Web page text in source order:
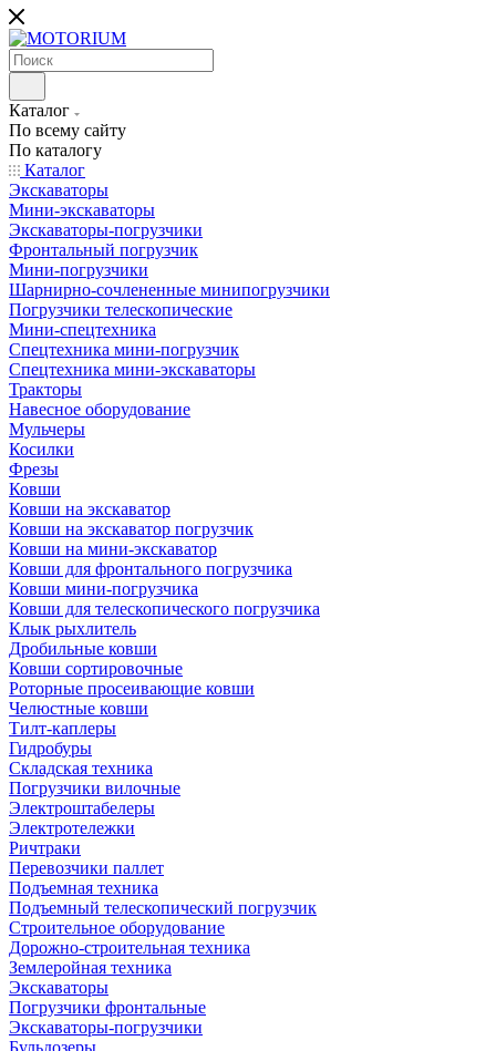
Каталог
По всему сайту
По каталогу
Каталог
Экскаваторы
Мини-экскаваторы
Экскаваторы-погрузчики
Фронтальный погрузчик
Мини-погрузчики
Шарнирно-сочлененные минипогрузчики
Погрузчики телескопические
Мини-спецтехника
Спецтехника мини-погрузчик
Спецтехника мини-экскаваторы
Тракторы
Навесное оборудование
Мульчеры
Косилки
Фрезы
Ковши
Ковши на экскаватор
Ковши на экскаватор погрузчик
Ковши на мини-экскаватор
Ковши для фронтального погрузчика
Ковши мини-погрузчика
Ковши для телескопического погрузчика
Клык рыхлитель
Дробильные ковши
Ковши сортировочные
Роторные просеивающие ковши
Челюстные ковши
Тилт-каплеры
Гидробуры
Складская техника
Погрузчики вилочные
Электроштабелеры
Электротележки
Ричтраки
Перевозчики паллет
Подъемная техника
Подъемный телескопический погрузчик
Строительное оборудование
Дорожно-строительная техника
Землеройная техника
Экскаваторы
Погрузчики фронтальные
Экскаваторы-погрузчики
Бульдозеры